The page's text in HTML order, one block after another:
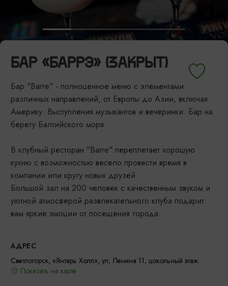
БАР «БАРРЭ» (ЗАКРЫТ)
Бар "Barre" - полноценное меню с элементами
различных направлений, от Европы до Азии, включая
Америку. Выступления музыкантов и вечеринки. Бар на
берегу Балтийского моря.
В клубный ресторан "Barre" переплетает хорошую
кухню с возможностью весело провести время в
компании или кругу новых друзей.
Большой зал на 200 человек с качественным звуком и
уютной атмосферой развлекательного клуба подарит
вам яркие эмоции от посещения города.
АДРЕС
Светлогорск, «Янтарь Холл», ул, Ленина 11, цокольный этаж.
Показать на карте